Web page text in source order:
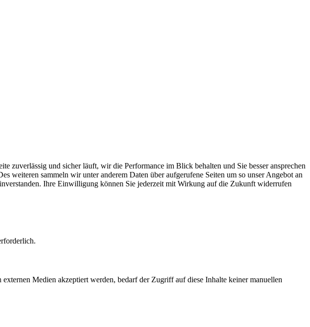
zuverlässig und sicher läuft, wir die Performance im Blick behalten und Sie besser ansprechen
weiteren sammeln wir unter anderem Daten über aufgerufene Seiten um so unser Angebot an
Ihre Einwilligung können Sie jederzeit mit Wirkung auf die Zukunft widerrufen
Medien akzeptiert werden, bedarf der Zugriff auf diese Inhalte keiner manuellen